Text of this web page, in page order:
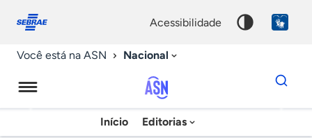
conosco
acessibilidade
Você está na ASN Nacional
Agência
Início Editorias
Dados
para
chave